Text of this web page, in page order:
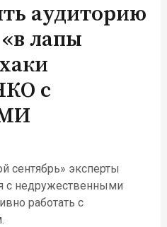
аудиторию
лапы
с
сентябрь» эксперты
с недружественными
работать с